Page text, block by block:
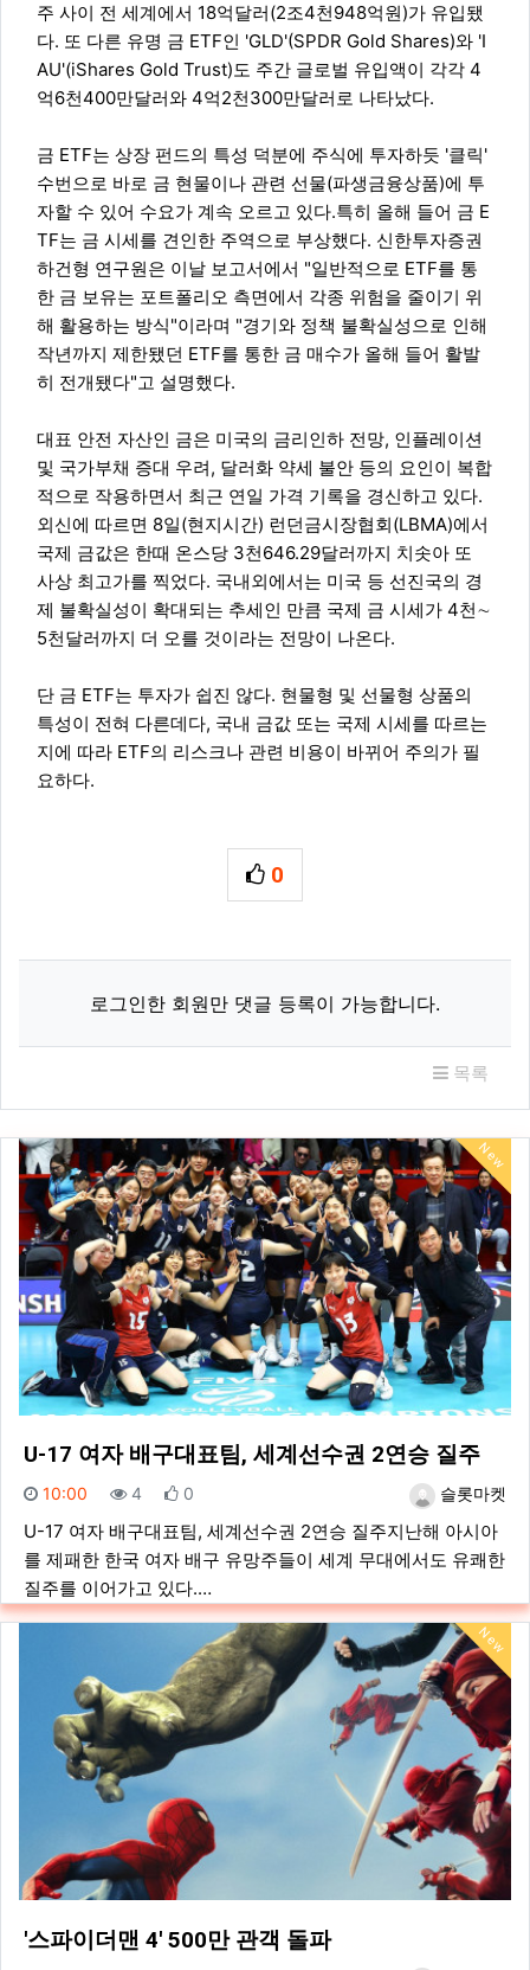
주 사이 전 세계에서 18억달러(2조4천948억원)가 유입됐
다. 또 다른 유명 금 ETF인 'GLD'(SPDR Gold Shares)와 'I
AU'(iShares Gold Trust)도 주간 글로벌 유입액이 각각 4
억6천400만달러와 4억2천300만달러로 나타났다.
금 ETF는 상장 펀드의 특성 덕분에 주식에 투자하듯 '클릭'
수번으로 바로 금 현물이나 관련 선물(파생금융상품)에 투
자할 수 있어 수요가 계속 오르고 있다.특히 올해 들어 금 E
TF는 금 시세를 견인한 주역으로 부상했다. 신한투자증권
하건형 연구원은 이날 보고서에서 "일반적으로 ETF를 통
한 금 보유는 포트폴리오 측면에서 각종 위험을 줄이기 위
해 활용하는 방식"이라며 "경기와 정책 불확실성으로 인해
작년까지 제한됐던 ETF를 통한 금 매수가 올해 들어 활발
히 전개됐다"고 설명했다.
대표 안전 자산인 금은 미국의 금리인하 전망, 인플레이션
및 국가부채 증대 우려, 달러화 약세 불안 등의 요인이 복합
적으로 작용하면서 최근 연일 가격 기록을 경신하고 있다.
외신에 따르면 8일(현지시간) 런던금시장협회(LBMA)에서
국제 금값은 한때 온스당 3천646.29달러까지 치솟아 또
사상 최고가를 찍었다. 국내외에서는 미국 등 선진국의 경
제 불확실성이 확대되는 추세인 만큼 국제 금 시세가 4천∼
5천달러까지 더 오를 것이라는 전망이 나온다.
단 금 ETF는 투자가 쉽진 않다. 현물형 및 선물형 상품의
특성이 전혀 다른데다, 국내 금값 또는 국제 시세를 따르는
지에 따라 ETF의 리스크나 관련 비용이 바뀌어 주의가 필
요하다.
0
추천
로그인한 회원만 댓글 등록이 가능합니다.
목록
New
U-17 여자 배구대표팀, 세계선수권 2연승 질주
등록자슬롯마켓
등록일
10:00 조회
4 추천
0
U-17 여자 배구대표팀, 세계선수권 2연승 질주지난해 아시아
를 제패한 한국 여자 배구 유망주들이 세계 무대에서도 유쾌한
질주를 이어가고 있다.…
New
'스파이더맨 4' 500만 관객 돌파